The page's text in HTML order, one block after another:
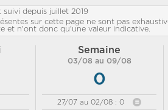
suivi depuis juillet 2019
sur cette page ne sont pas
et n'ont donc qu'une valeur indicative.
Semaine
03/08 au 09/08
0
27/07 au 02/08 : 0